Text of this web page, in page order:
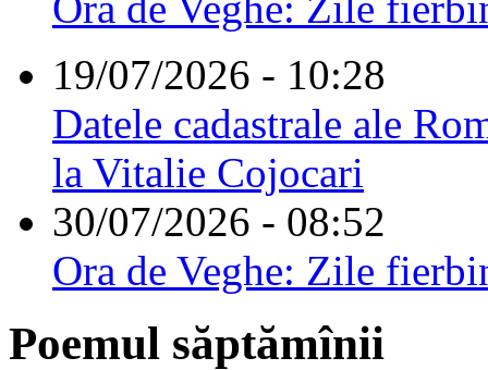
19/07/2026 - 10:28
Datele cadastrale ale
la Vitalie Cojocari
30/07/2026 - 08:52
Ora de Veghe: Zile
Poemul săptămînii